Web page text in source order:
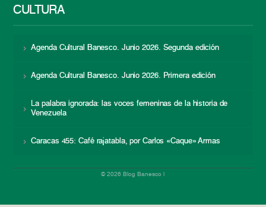
CULTURA
Agenda Cultural Banesco. Junio 2026. Segunda edición
Agenda Cultural Banesco. Junio 2026. Primera edición
La palabra ignorada: las voces femeninas de la historia de
Venezuela
Caracas 455: Café rajatabla, por Carlos «Caque» Armas
© 2026 Blog Banesco |